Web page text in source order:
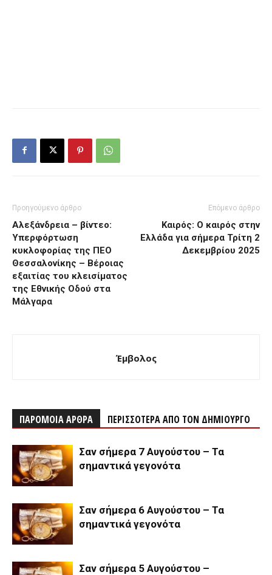
Προηγούμενο άρθρο
Αλεξάνδρεια – βίντεο:
Υπερφόρτωση
κυκλοφορίας της ΠΕΟ
Θεσσαλονίκης – Βέροιας
εξαιτίας του κλεισίματος
της Εθνικής Οδού στα
Μάλγαρα
Επόμενο άρθρο
Καιρός: Ο καιρός στην
Ελλάδα για σήμερα Τρίτη 2
Δεκεμβρίου 2025
Έμβολος
ΠΑΡΟΜΟΙΑ ΑΡΘΡΑ ΠΕΡΙΣΣΟΤΕΡΑ ΑΠΟ ΤΟΝ ΔΗΜΙΟΥΡΓΟ
Σαν σήμερα 7 Αυγούστου – Τα
σημαντικά γεγονότα
Σαν σήμερα 6 Αυγούστου – Τα
σημαντικά γεγονότα
Σαν σήμερα 5 Αυγούστου –